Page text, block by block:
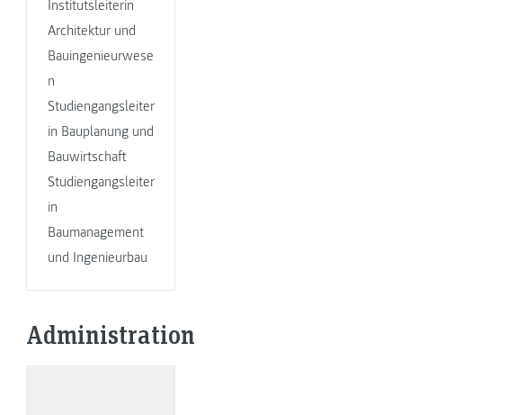
Institutsleiterin
Architektur und
Bauingenieurwese
n
Studiengangsleiter
in Bauplanung und
Bauwirtschaft
Studiengangsleiter
in
Baumanagement
und Ingenieurbau
Administration